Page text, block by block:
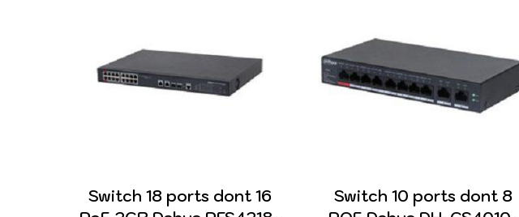
Switch 18 ports dont 16
Switch 10 ports dont 8